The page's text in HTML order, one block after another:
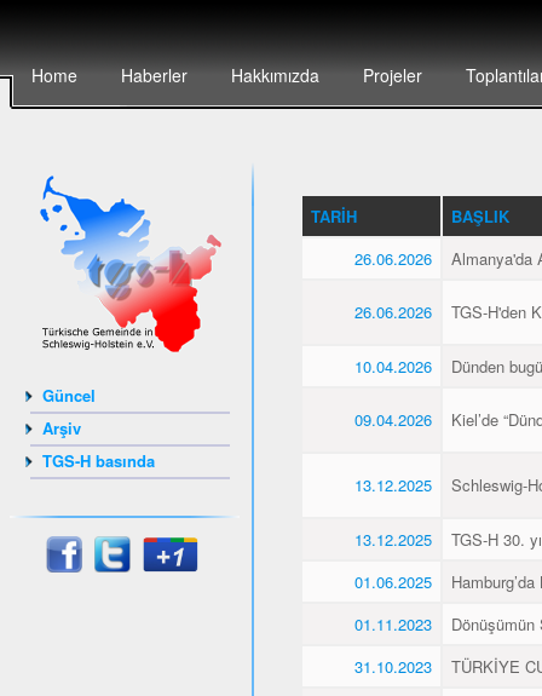
Home Haberler Hakkımızda Projeler
Güncel
Arşiv
TGS-H basında
TARIH
BAŞLIK
26.06.2026
Almanya'da
26.06.2026 TGS-H'den
10.04.2026 Dünden
09.04.2026 Kiel’de
13.12.2025 Schleswig-
13.12.2025
TGS-H 30.
01.06.2025
01.11.2023
Dönüşümün
31.10.2023
TÜRKİYE